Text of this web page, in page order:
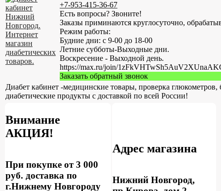
+7-953-415-36-67
Есть вопросы? Звоните!
Заказы приминаются круглосуточно,
Режим работы:
Будние дни: с 9-00 до 18-00
Летние субботы-Выходные дни.
Воскресение - Выходной день.
https://max.ru/join/
Заказать обратный звонок
Диабет кабинет -медицинские товары, проверка глюкометров,
диабетические продукты с доставкой по всей России!
Внимание
АКЦИЯ!
При покупке от 3 000
руб. доставка по
г.Нижнему Новгороду
Адрес магазина
Нижний Новгород,